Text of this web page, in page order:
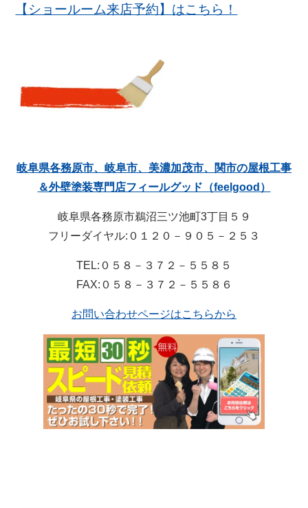
【ショールーム来店予約】はこちら！
岐阜県各務原市、岐阜市、美濃加茂市、関市の屋根工事
＆外壁塗装専門店フィールグッド（feelgood）
岐阜県各務原市鵜沼三ツ池町3丁目５９
フリーダイヤル:０１２０－９０５－２５３
TEL:０５８－３７２－５５８５
FAX:０５８－３７２－５５８６
お問い合わせページはこちらから